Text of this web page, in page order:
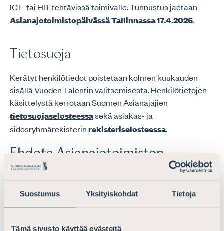
Suostumus Yksityiskohdat Tietoja
Tämä sivusto käyttää evästeitä
ICT- tai HR-tehtävissä toimivalle. Tunnustus jaetaan
Asianajotoimistopäivässä Tallinnassa 17.4.2026.
Tietosuoja
Kerätyt henkilötiedot poistetaan kolmen kuukauden
sisällä Vuoden Talentin valitsemisesta. Henkilötietojen
käsittelystä kerrotaan Suomen Asianajajien
tietosuojaselosteessasekä asiakas- ja
sidosryhmärekisterinrekisteriselosteessa.
Ehdota Asianajotoimiston
Vuoden Talenttia
" näyttää pakolliset kentät
Ehdotukseni Asianajotoimiston Vuoden Talentiksi